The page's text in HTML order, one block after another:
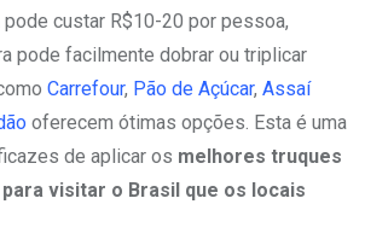
custar R$10-20 por pessoa,
pode facilmente dobrar ou triplicar
Carrefour, Pão de Açúcar, Assaí
oferecem ótimas opções. Esta é uma
de aplicar os melhores truques
visitar o Brasil que os locais